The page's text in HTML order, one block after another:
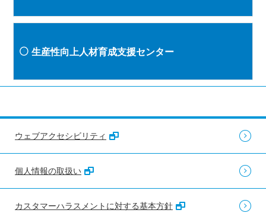
生産性向上人材育成支援センター
ウェブアクセシビリティ
個人情報の取扱い
カスタマーハラスメントに対する基本方針